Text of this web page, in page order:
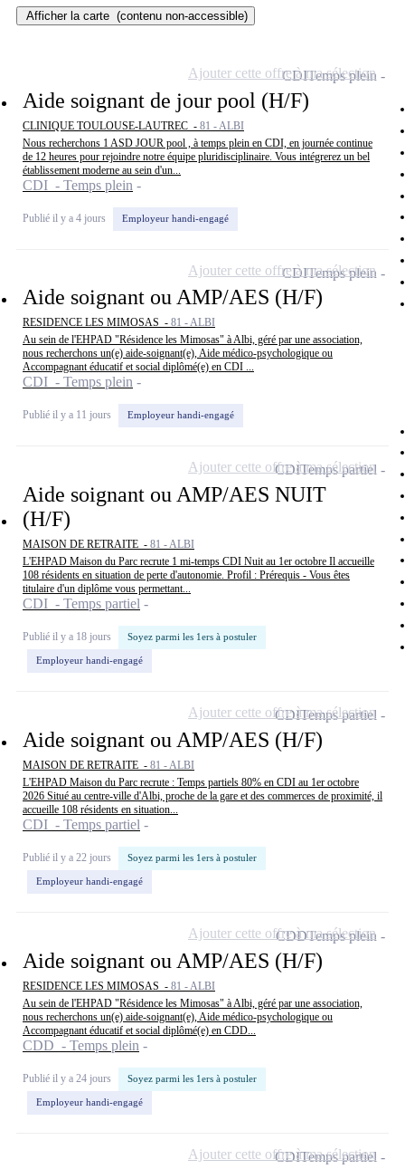
Afficher la carte (contenu non-accessible)
Aide soignant de jour pool (H/F)
CLINIQUE TOULOUSE-LAUTREC - 81 - ALBI
Nous recherchons 1 ASD JOUR pool , à temps plein en CDI, en journée continue
de 12 heures pour rejoindre notre équipe pluridisciplinaire. Vous intégrerez un bel
établissement moderne au sein d'un...
CDI - Temps plein
Publié il y a 4 jours Employeur handi-engagé
CDITemps plein
Ajouter cette offre à ma sélection
Aide soignant ou AMP/AES (H/F)
RESIDENCE LES MIMOSAS - 81 - ALBI
Au sein de l'EHPAD "Résidence les Mimosas" à Albi, géré par une association,
nous recherchons un(e) aide-soignant(e), Aide médico-psychologique ou
Accompagnant éducatif et social diplômé(e) en CDI ...
CDI - Temps plein
Publié il y a 11 jours Employeur handi-engagé
CDITemps plein
Ajouter cette offre à ma sélection
Aide soignant ou AMP/AES NUIT
(H/F)
MAISON DE RETRAITE - 81 - ALBI
L'EHPAD Maison du Parc recrute 1 mi-temps CDI Nuit au 1er octobre Il accueille
108 résidents en situation de perte d'autonomie. Profil : Prérequis - Vous êtes
titulaire d'un diplôme vous permettant...
CDI - Temps partiel
Publié il y a 18 jours Soyez parmi les 1ers à postuler
Employeur handi-engagé
CDITemps partiel
Ajouter cette offre à ma sélection
Aide soignant ou AMP/AES (H/F)
MAISON DE RETRAITE - 81 - ALBI
L'EHPAD Maison du Parc recrute : Temps partiels 80% en CDI au 1er octobre
2026 Situé au centre-ville d'Albi, proche de la gare et des commerces de proximité, il
accueille 108 résidents en situation...
CDI - Temps partiel
Publié il y a 22 jours Soyez parmi les 1ers à postuler
Employeur handi-engagé
CDITemps partiel
Ajouter cette offre à ma sélection
Aide soignant ou AMP/AES (H/F)
RESIDENCE LES MIMOSAS - 81 - ALBI
Au sein de l'EHPAD "Résidence les Mimosas" à Albi, géré par une association,
nous recherchons un(e) aide-soignant(e), Aide médico-psychologique ou
Accompagnant éducatif et social diplômé(e) en CDD...
CDD - Temps plein
Publié il y a 24 jours Soyez parmi les 1ers à postuler
Employeur handi-engagé
CDDTemps plein
Ajouter cette offre à ma sélection
CDITemps partiel
Ajouter cette offre à ma sélection